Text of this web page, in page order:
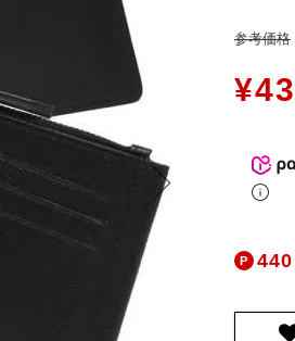
参考価格
¥
440